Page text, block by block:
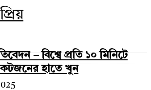
– বিশ্বে প্রতি ১০ মিনিটে
হাতে খুন